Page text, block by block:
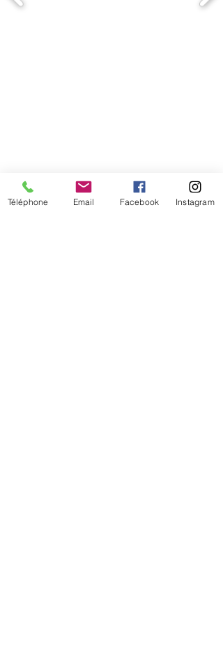
Téléphone Email Facebook Instagram